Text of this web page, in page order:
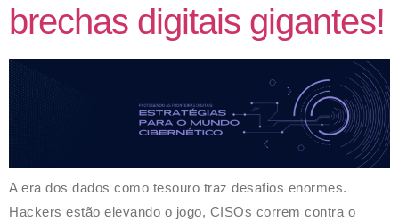
brechas digitais gigantes!
A era dos dados como tesouro traz desafios enormes.
Hackers estão elevando o jogo, CISOs correm contra o